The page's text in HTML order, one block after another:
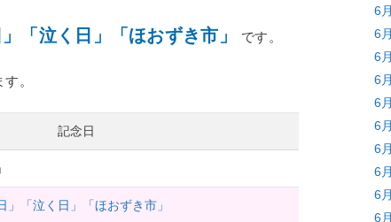
「泣く日」「ほおずき市」 です。
。
記念日
」「泣く日」「ほおずき市」
6
6
6
6
6
6
6
6
6
6